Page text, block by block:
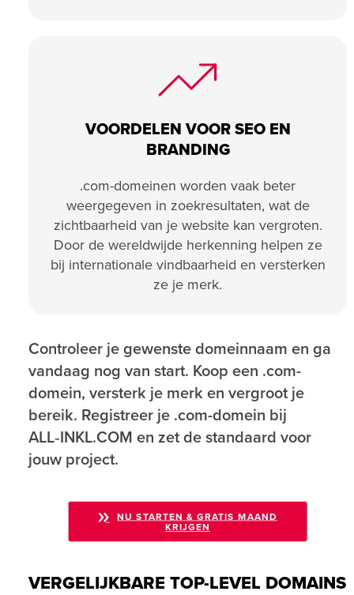
VOORDELEN VOOR SEO EN
BRANDING
.com-domeinen worden vaak beter
weergegeven in zoekresultaten, wat de
zichtbaarheid van je website kan vergroten.
Door de wereldwijde herkenning helpen ze
bij internationale vindbaarheid en versterken
ze je merk.
Controleer je gewenste domeinnaam en ga
vandaag nog van start. Koop een .com-
domein, versterk je merk en vergroot je
bereik. Registreer je .com-domein bij
ALL‑INKL.COM en zet de standaard voor
jouw project.
NU STARTEN & GRATIS MAAND
KRIJGEN
VERGELIJKBARE TOP-LEVEL DOMAINS